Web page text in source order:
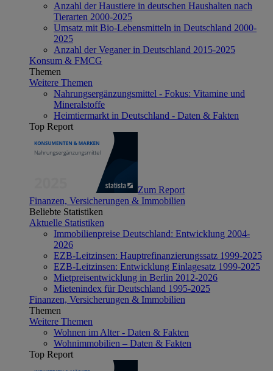
Anzahl der Haustiere in deutschen Haushalten nach
Tierarten 2000-2025
Umsatz mit Bio-Lebensmitteln in Deutschland 2000-
2025
Anzahl der Veganer in Deutschland 2015-2025
Konsum & FMCG
Themen
Weitere Themen
Nahrungsergänzungsmittel - Fokus: Vitamine und
Mineralstoffe
Heimtiermarkt in Deutschland - Daten & Fakten
Top Report
Zum Report
Finanzen, Versicherungen & Immobilien
Beliebte Statistiken
Aktuelle Statistiken
Immobilienpreise Deutschland: Entwicklung 2004-
2026
EZB-Leitzinsen: Hauptrefinanzierungssatz 1999-2025
EZB-Leitzinsen: Entwicklung Einlagesatz 1999-2025
Mietpreisentwicklung in Berlin 2012-2026
Mietenindex für Deutschland 1995-2025
Finanzen, Versicherungen & Immobilien
Themen
Weitere Themen
Wohnen im Alter - Daten & Fakten
Wohnimmobilien – Daten & Fakten
Top Report